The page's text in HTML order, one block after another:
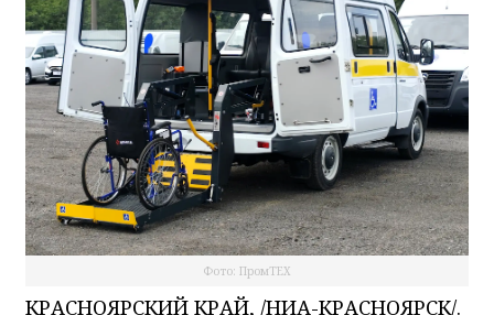
Фото: ПромTEX
КРАСНОЯРСКИЙ КРАЙ, /НИА-КРАСНОЯРСК/.